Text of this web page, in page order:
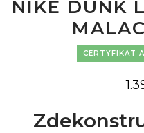
NIKE DUNK
CERTYFIKAT